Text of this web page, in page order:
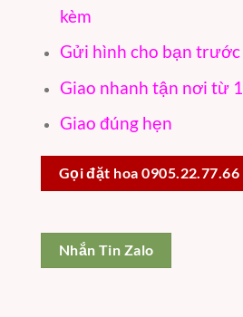
kèm
Gửi hình cho bạn trước
Giao nhanh tận nơi từ
Giao đúng hẹn
Gọi đặt hoa 0905.22.77.66
Nhắn Tin Zalo